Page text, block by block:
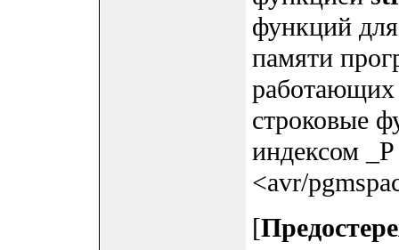
функций
памяти
строковые
индексом
<avr/
[